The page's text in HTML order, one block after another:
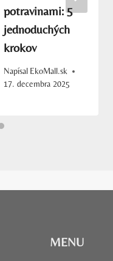
potravinami: 5
jednoduchých
krokov
Napísal EkoMall.sk
17. decembra 2025
MENU